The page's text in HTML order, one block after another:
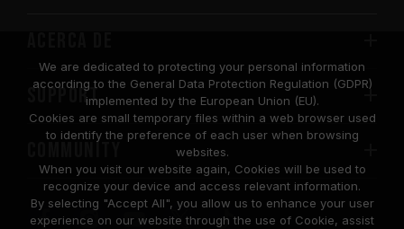
SUPPORT
COMMUNITY
We are dedicated to protecting your personal information
according to the General Data Protection Regulation (GDPR)
implemented by the European Union (EU).
Cookies are small temporary files within a web browser used
to identify the preference of each user when browsing
websites.
When you visit our website again, Cookies will be used to
recognize your device and access relevant information.
By selecting "Accept All", you allow us to enhance your user
experience on our website through the use of Cookie, assist